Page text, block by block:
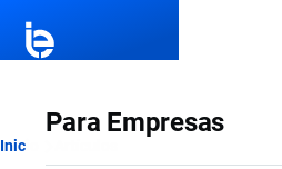
Para Empresas
Ruta
Inicio